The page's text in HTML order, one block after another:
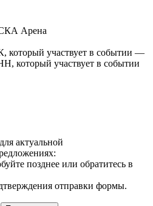
Арена
—
актуальной
позднее или обратитесь в
отправки формы.